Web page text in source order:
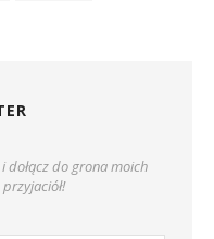
dołącz do grona moich